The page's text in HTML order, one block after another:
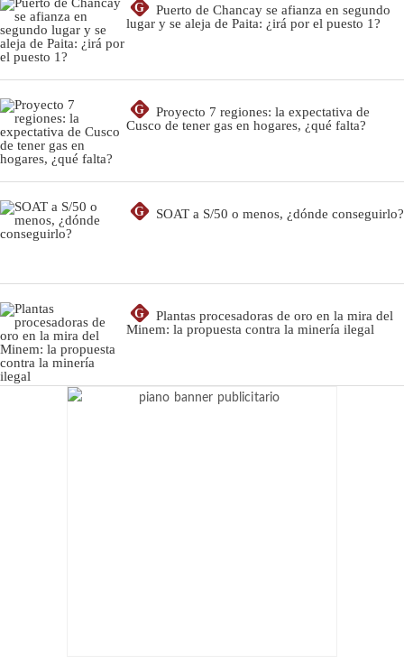
G
Puerto de Chancay se afianza en segundo
lugar y se aleja de Paita: ¿irá por el puesto 1?
G
Proyecto 7 regiones: la expectativa de
Cusco de tener gas en hogares, ¿qué falta?
G SOAT a S/50 o menos, ¿dónde conseguirlo?
G
Plantas procesadoras de oro en la mira del
Minem: la propuesta contra la minería ilegal